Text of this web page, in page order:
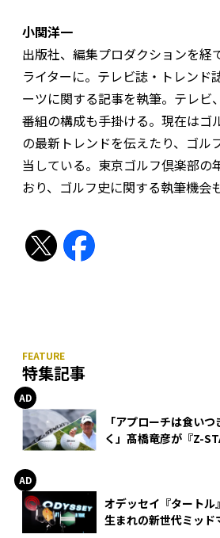
小関洋一
出版社、編集プロダクションを経
ライターに。テレビ誌・トレンド
ーツに関する記事を執筆。テレビ
番組の構成も手掛ける。現在はゴ
の最新トレンドを伝えたり、ゴル
当している。東京ゴルフ倶楽部の
おり、ゴルフ史に関する執筆機会
特集記事
「アプローチは食い
く」髙橋竜彦が『Z-
オデッセイ『タートル
生まれの新世代ミッド